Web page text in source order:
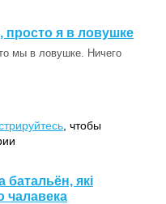
просто я в ловушке
мы в ловушке. Ничего
, чтобы
батальён, які
чалавека